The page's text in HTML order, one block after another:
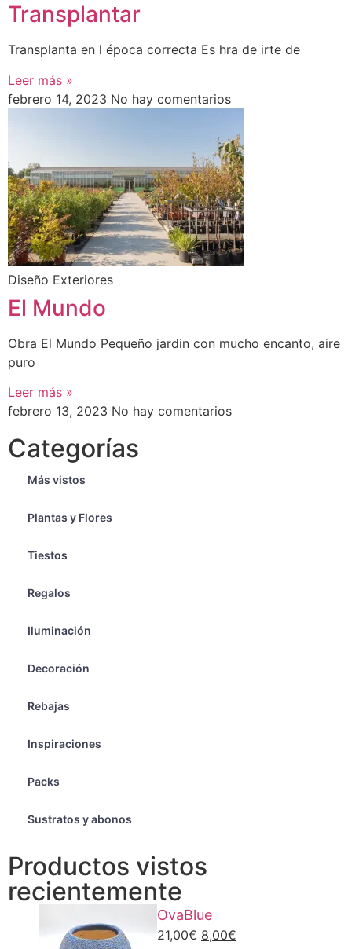
Transplantar
Transplanta en l época correcta Es hra de irte de
Leer más »
febrero 14, 2023 No hay comentarios
Diseño Exteriores
El Mundo
Obra El Mundo Pequeño jardin con mucho encanto, aire
puro
Leer más »
febrero 13, 2023 No hay comentarios
Categorías
Más vistos
Plantas y Flores
Tiestos
Regalos
Iluminación
Decoración
Rebajas
Inspiraciones
Packs
Sustratos y abonos
Productos vistos
recientemente
OvaBlue
21,00€ 8,00€